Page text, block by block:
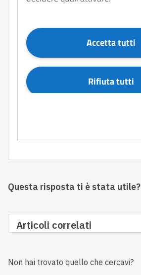
Questa risposta ti è stata utile?
Articoli correlati
Non hai trovato quello che cercavi?